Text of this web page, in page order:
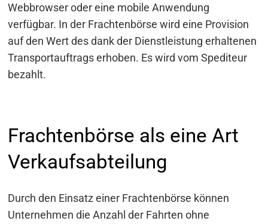
Webbrowser oder eine mobile Anwendung
verfügbar. In der Frachtenbörse wird eine Provision
auf den Wert des dank der Dienstleistung erhaltenen
Transportauftrags erhoben. Es wird vom Spediteur
bezahlt.
Frachtenbörse als eine Art
Verkaufsabteilung
Durch den Einsatz einer Frachtenbörse können
Unternehmen die Anzahl der Fahrten ohne